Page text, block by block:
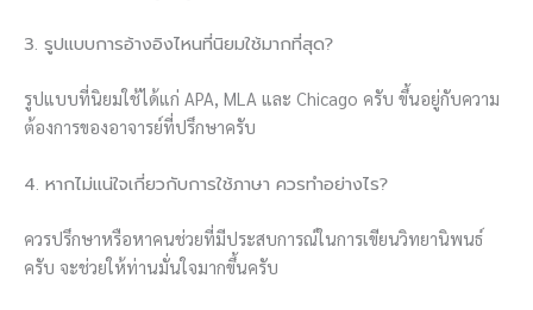
3. รูปแบบการอ้างอิงไหนที่นิยมใช้มากที่สุด?
รูปแบบที่นิยมใช้ได้แก่ APA, MLA และ Chicago ครับ ขึ้นอยู่กับความ
ต้องการของอาจารย์ที่ปรึกษาครับ
4. หากไม่แน่ใจเกี่ยวกับการใช้ภาษา ควรทำอย่างไร?
ควรปรึกษาหรือหาคนช่วยที่มีประสบการณ์ในการเขียนวิทยานิพนธ์
ครับ จะช่วยให้ท่านมั่นใจมากขึ้นครับ